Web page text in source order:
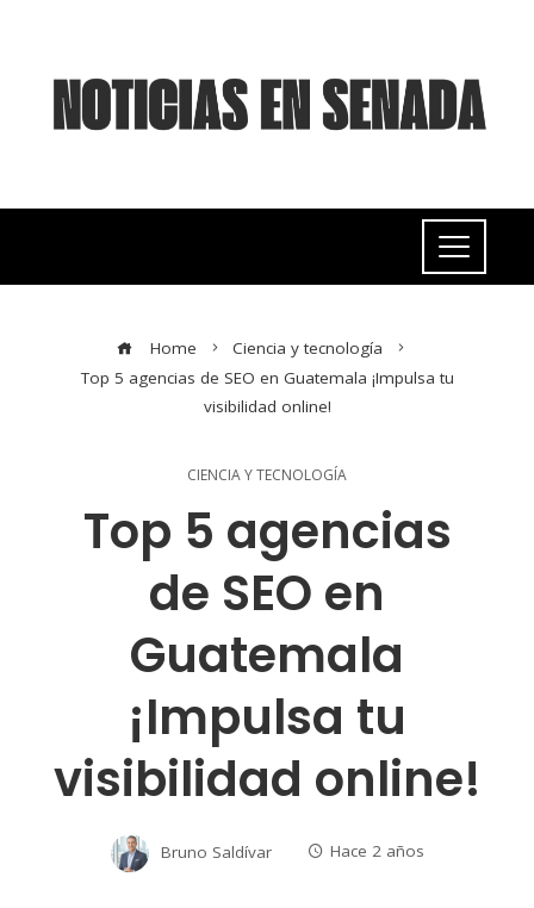
Home
Ciencia y tecnología
Top 5 agencias de SEO en Guatemala ¡Impulsa tu
visibilidad online!
CIENCIA Y TECNOLOGÍA
Top 5 agencias
de SEO en
Guatemala
¡Impulsa tu
visibilidad online!
Bruno Saldívar Hace 2 años